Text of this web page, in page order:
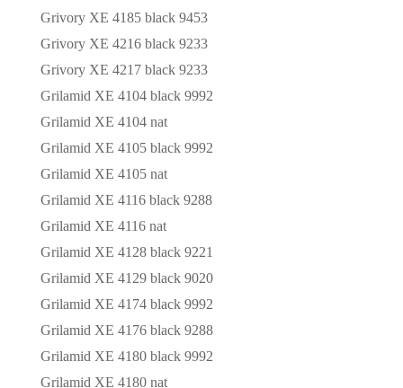
Grivory XE 4185 black 9453
Grivory XE 4216 black 9233
Grivory XE 4217 black 9233
Grilamid XE 4104 black 9992
Grilamid XE 4104 nat
Grilamid XE 4105 black 9992
Grilamid XE 4105 nat
Grilamid XE 4116 black 9288
Grilamid XE 4116 nat
Grilamid XE 4128 black 9221
Grilamid XE 4129 black 9020
Grilamid XE 4174 black 9992
Grilamid XE 4176 black 9288
Grilamid XE 4180 black 9992
Grilamid XE 4180 nat